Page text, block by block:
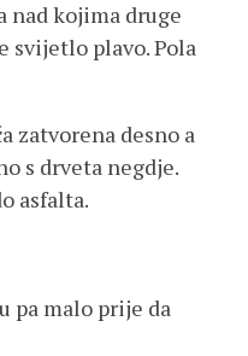
kojima druge
svijetlo plavo. Pola
zatvorena desno a
s drveta negdje.
asfalta.
pa malo prije da